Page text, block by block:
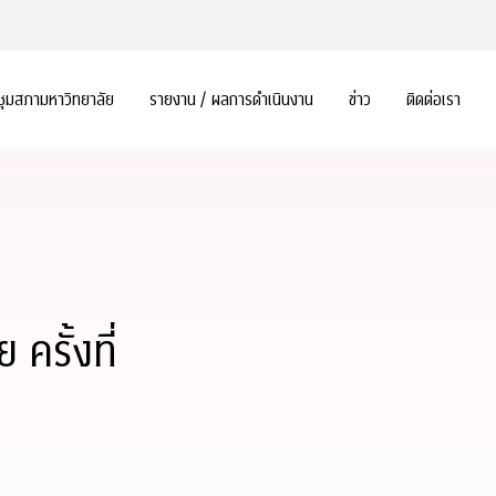
มสภามหาวิทยาลัย รายงาน / ผลการดำเนินงาน ข่าว ติดต่อเรา
ครั้งที่